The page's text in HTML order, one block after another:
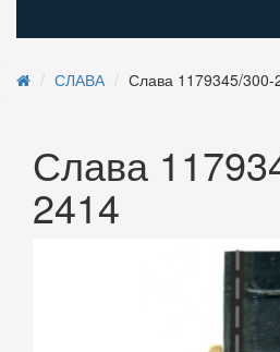
СЛАВА Слава 1179345/300-
Слава
2414